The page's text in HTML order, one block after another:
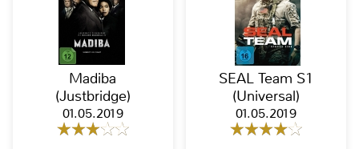
Madiba
(Justbridge)
01.05.2019
SEAL Team S1
(Universal)
01.05.2019